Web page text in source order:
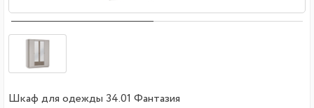
Шкаф для одежды 34.01 Фантазия